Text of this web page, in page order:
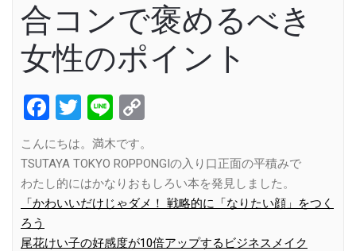
合コンで褒めるべき
女性のポイント
Facebook
Twitter
Line
こんにちは。満木です。
TSUTAYA TOKYO ROPPONGIの入り口正面の平積みで
わたし的にはかなりおもしろい本を発見しました。
「かわいいだけじゃダメ！ 戦略的に「なりたい顔」をつく
ろう
尾花けい子の好感度が10倍アップするビジネスメイク